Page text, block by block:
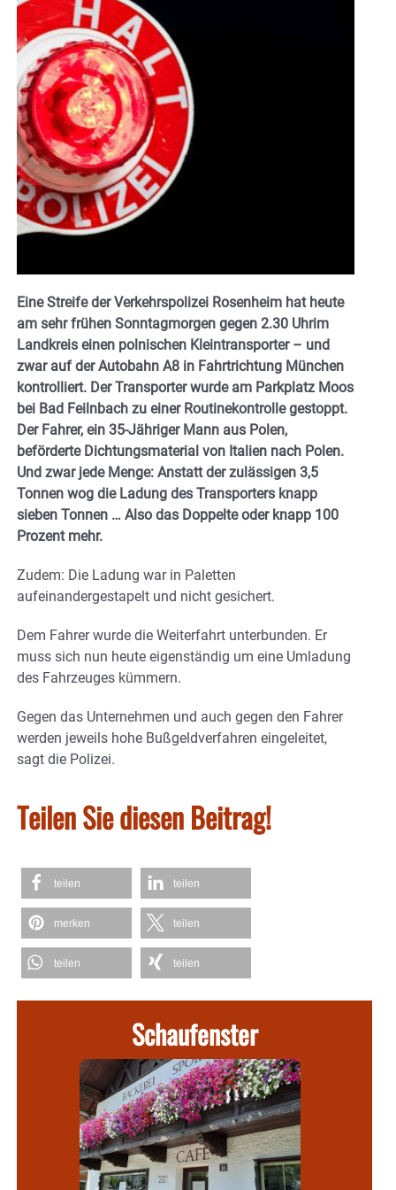
Eine Streife der Verkehrspolizei Rosenheim hat heute
am sehr frühen Sonntagmorgen gegen 2.30 Uhrim
Landkreis einen polnischen Kleintransporter – und
zwar auf der Autobahn A8 in Fahrtrichtung München
kontrolliert. Der Transporter wurde am Parkplatz Moos
bei Bad Feilnbach zu einer Routinekontrolle gestoppt.
Der Fahrer, ein 35-Jähriger Mann aus Polen,
beförderte Dichtungsmaterial von Italien nach Polen.
Und zwar jede Menge: Anstatt der zulässigen 3,5
Tonnen wog die Ladung des Transporters knapp
sieben Tonnen … Also das Doppelte oder knapp 100
Prozent mehr.
Zudem: Die Ladung war in Paletten
aufeinandergestapelt und nicht gesichert.
Dem Fahrer wurde die Weiterfahrt unterbunden. Er
muss sich nun heute eigenständig um eine Umladung
des Fahrzeuges kümmern.
Gegen das Unternehmen und auch gegen den Fahrer
werden jeweils hohe Bußgeldverfahren eingeleitet,
sagt die Polizei.
Teilen Sie diesen Beitrag!
teilen teilen
merken teilen
teilen teilen
Schaufenster